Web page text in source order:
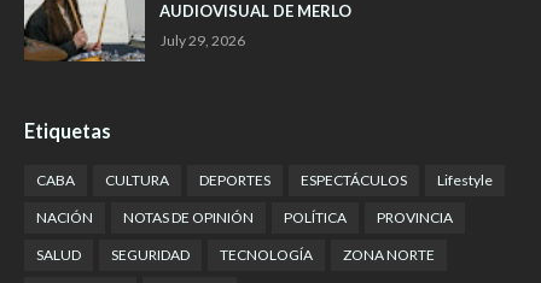
AUDIOVISUAL DE MERLO
July 29, 2026
Etiquetas
CABA CULTURA DEPORTES ESPECTÁCULOS Lifestyle
NACIÓN NOTAS DE OPINIÓN POLÍTICA PROVINCIA
SALUD SEGURIDAD TECNOLOGÍA ZONA NORTE